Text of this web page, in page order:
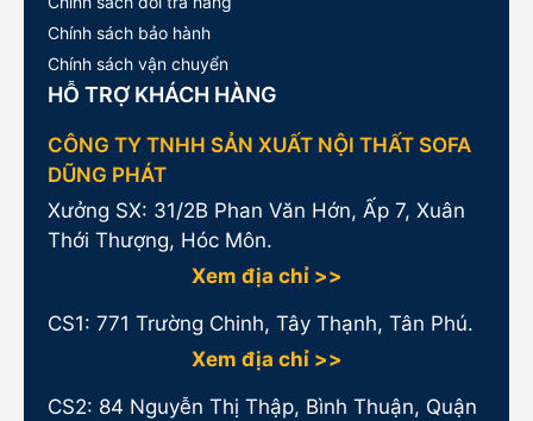
Chính sách bảo hành
Chính sách vận chuyển
HỖ TRỢ KHÁCH HÀNG
CÔNG TY TNHH SẢN XUẤT NỘI THẤT SOFA
DŨNG PHÁT
Xưởng SX: 31/2B Phan Văn Hớn, Ấp 7, Xuân
Thới Thượng, Hóc Môn.
Xem địa chỉ >>
CS1: 771 Trường Chinh, Tây Thạnh, Tân Phú.
Xem địa chỉ >>
CS2: 84 Nguyễn Thị Thập, Bình Thuận, Quận